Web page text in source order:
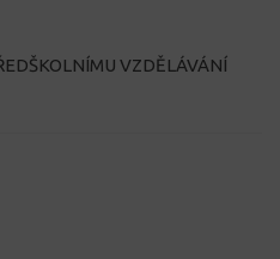
VZDĚLÁVÁNÍ